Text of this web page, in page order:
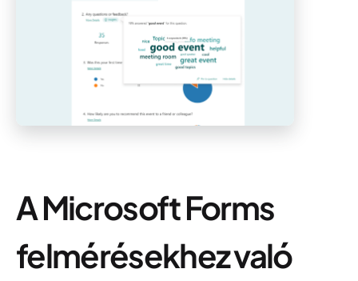
A Microsoft Forms
felmérésekhez való